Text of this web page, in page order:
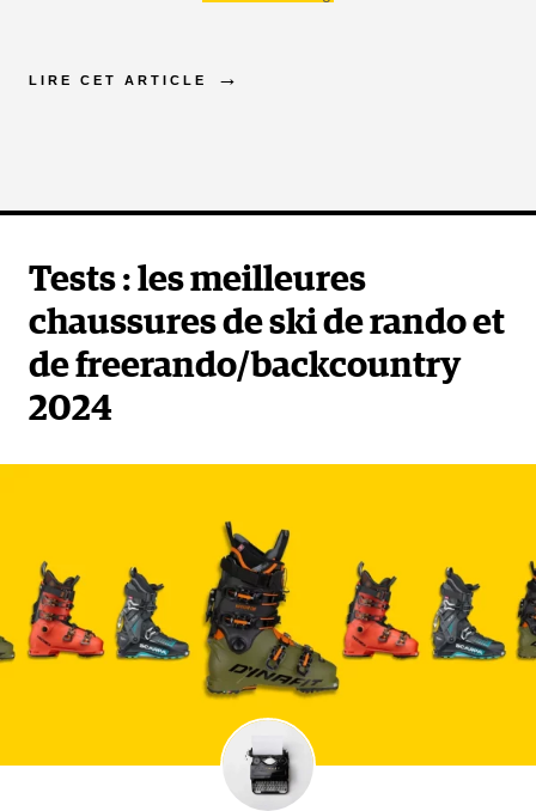
LIRE CET ARTICLE
Tests : les meilleures
chaussures de ski de rando et
de freerando/backcountry
2024